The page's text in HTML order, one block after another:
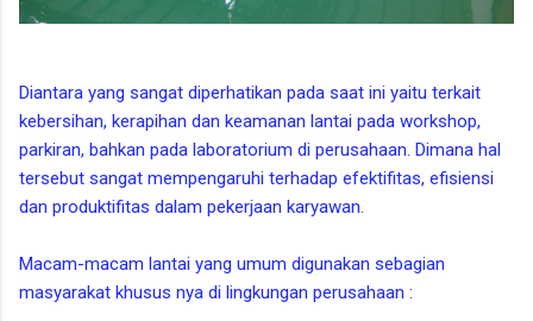
Diantara yang sangat diperhatikan pada saat ini yaitu terkait
kebersihan, kerapihan dan keamanan lantai pada workshop,
parkiran, bahkan pada laboratorium di perusahaan. Dimana hal
tersebut sangat mempengaruhi terhadap efektifitas, efisiensi
dan produktifitas dalam pekerjaan karyawan.
Macam-macam lantai yang umum digunakan sebagian
masyarakat khusus nya di lingkungan perusahaan :